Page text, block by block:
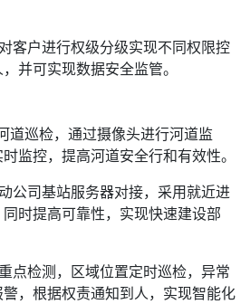
客户进行权级分级实现不同权限控
并可实现数据安全监管。
道巡检，通过摄像头进行河道监
监控，提高河道安全行和有效性。
公司基站服务器对接，采用就近进
时提高可靠性，实现快速建设部
点检测，区域位置定时巡检，异常
，根据权责通知到人，实现智能化